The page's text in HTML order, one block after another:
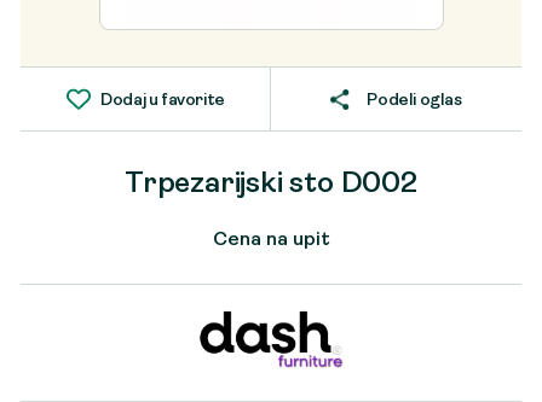
Dodaj u favorite Podeli oglas
Trpezarijski sto D002
Cena na upit